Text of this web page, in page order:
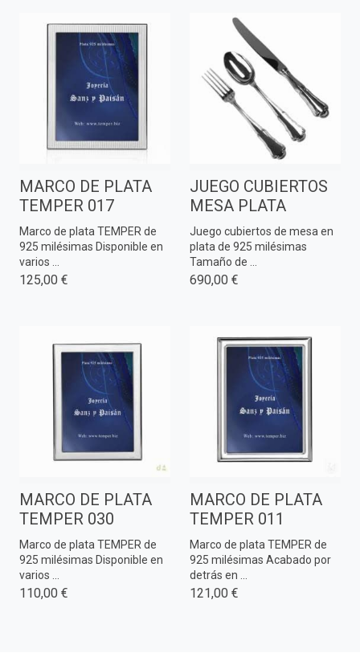
MARCO DE PLATA
TEMPER 017
Marco de plata TEMPER de
925 milésimas Disponible en
varios ...
125,00 €
JUEGO CUBIERTOS
MESA PLATA
Juego cubiertos de mesa en
plata de 925 milésimas
Tamaño de ...
690,00 €
MARCO DE PLATA
TEMPER 030
Marco de plata TEMPER de
925 milésimas Disponible en
varios ...
110,00 €
MARCO DE PLATA
TEMPER 011
Marco de plata TEMPER de
925 milésimas Acabado por
detrás en ...
121,00 €